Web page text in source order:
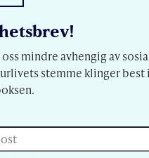
mindre avhengig av
stemme klinger best i